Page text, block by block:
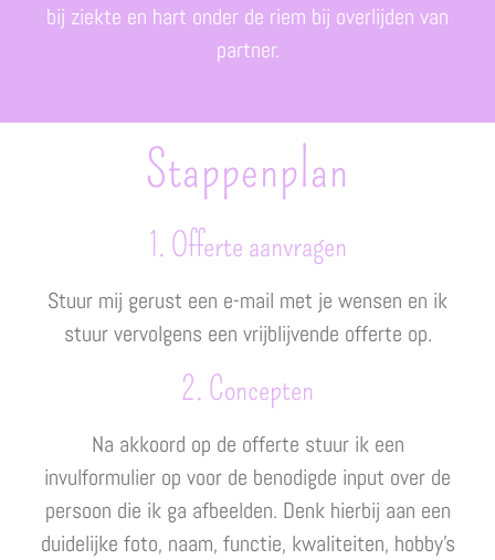
bij ziekte en hart onder de riem bij overlijden van
partner.
Stappenplan
1. Offerte aanvragen
Stuur mij gerust een e-mail met je wensen en ik
stuur vervolgens een vrijblijvende offerte op.
2. Concepten
Na akkoord op de offerte stuur ik een
invulformulier op voor de benodigde input over de
persoon die ik ga afbeelden. Denk hierbij aan een
duidelijke foto, naam, functie, kwaliteiten, hobby’s